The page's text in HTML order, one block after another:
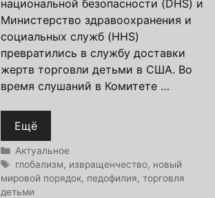
национальной безопасности (DHS) и
Министерство здравоохранения и
социальных служб (HHS)
превратились в службу доставки
жертв торговли детьми в США. Во
время слушаний в Комитете …
Ещё
Рубрики
Актуальное
Метки
глобализм, извращенчество, новый
мировой порядок, педофилия,торговля
детьми